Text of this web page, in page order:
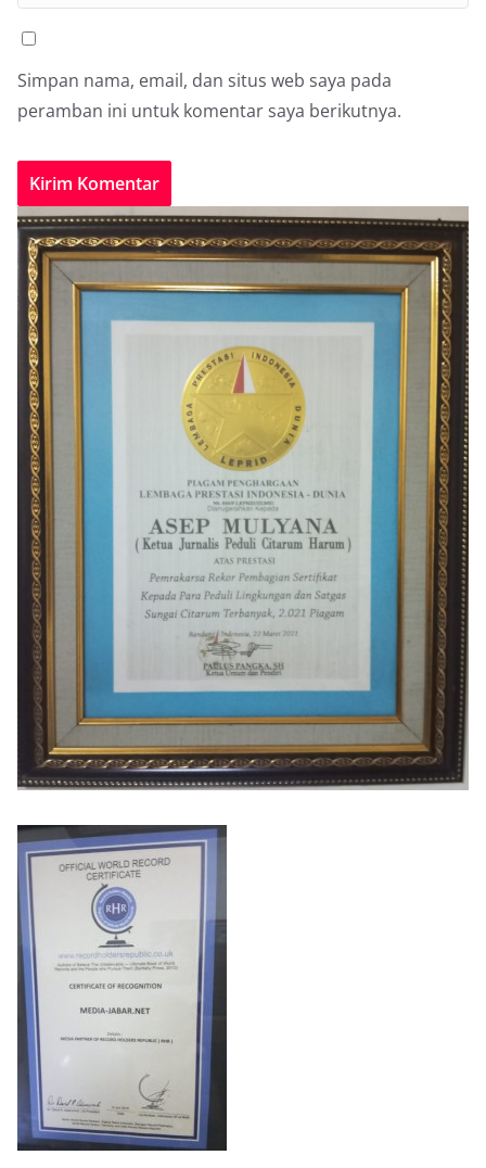
Simpan nama, email, dan situs web saya pada
peramban ini untuk komentar saya berikutnya.